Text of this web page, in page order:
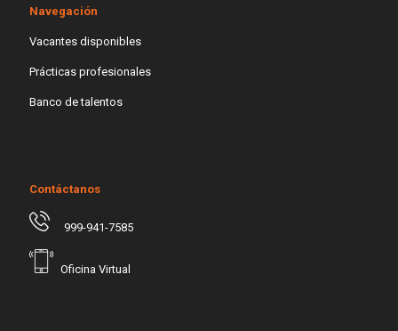
Navegación
Vacantes disponibles
Prácticas profesionales
Banco de talentos
Contáctanos
999-941-7585
Oficina Virtual